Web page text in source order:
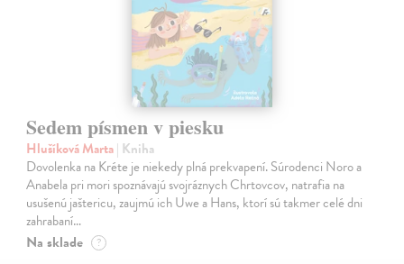
Sedem písmen v piesku
Hlušíková Marta| Kniha
Dovolenka na Kréte je niekedy plná prekvapení. Súrodenci Noro a
Anabela pri mori spoznávajú svojráznych Chrtovcov, natrafia na
usušenú jaštericu, zaujmú ich Uwe a Hans, ktorí sú takmer celé dni
zahrabaní…
Na sklade ?